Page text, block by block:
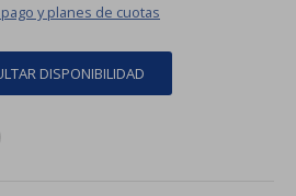
y planes de cuotas
DISPONIBILIDAD